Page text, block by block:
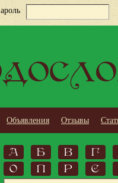
Объявления Отзывы
А Б В
Г
О
П Р С